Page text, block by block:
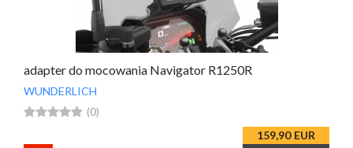
adapter do mocowania Navigator R1250R
WUNDERLICH
 (0)
159,90 EUR